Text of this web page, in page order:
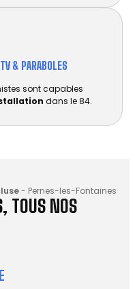
& PARABOLES
sont capables
dans le 84.
- Pernes-les-Fontaines
TOUS NOS